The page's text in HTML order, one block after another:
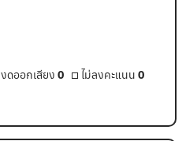
งดออกเสียง 0 ไม่ลงคะแนน 0